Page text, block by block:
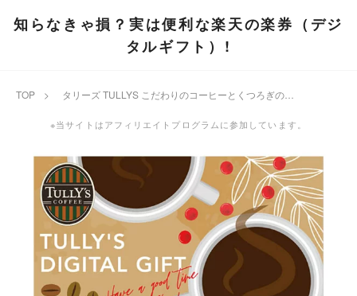
知らなきゃ損？実は便利な楽天の楽券（デジ
タルギフト）!
TOP >
※当サイトはアフィリエイトプログラムに参加しています。